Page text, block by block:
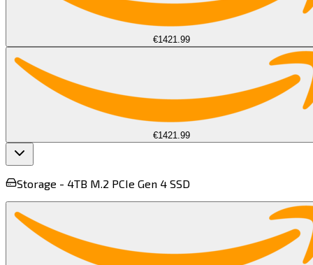
€1421.99
€1421.99
Storage - 4TB M.2 PCIe Gen 4 SSD​​​​‌ ‍ ​‍​‍‌‍ ‌ ​‍‌‍‍‌‌‍‌ ‌‍‍‌‌‍ ‍​‍​‍​ ‍‍​‍​‍‌ ​ ‌‍​‌‌‍ ‍‌‍‍‌‌ ‌​‌ ‍‌​‍ ‍‌‍‍‌‌‍ ​‍​‍​‍ ​​‍​‍‌‍‍​‌ ​‍‌‍‌‌‌‍‌‍​‍​‍​ ‍‍​‍​‍​‍ ‌‍​‌‌‍‌​‌‍ ‌‌‍‍‌‌‍ ‍​‍ ‌‍‍‌‌‍ ‍‌ ‌​‌‍‌‌‌‍ ‍‌ ‌​​‍ ‌‍‌‌‌‍‌​‌‍‍‌‌ ‌​​‍ ‌‍ ‌‌‍ ‌‍‌​‌‍‌‌​ ‌‌ ​​‌ ​‍‌‍‌‌‌ ​ ‌‍‌‌‌‍ ‍‌ ‌​‌‍​‌‌ ‌​‌‍‍‌‌‍ ‌‍ ‍​ ‍ ‌‍‍‌‌‍‌​​ ‌​ ‌‍‌‍‌​‌‍‌‌​ ​‌​ ‌​​ ​ ‌‍​‌‌‍​ ​‍ ‌‌‍‌​​ ‍​​ ‌‍​ ‍​​‍ ‌​ ‌​‌‍​‌​ ‍​​ ‍​​‍ ‌​ ‍‌​ ​‌​ ‌​​ ​‍​‍ ‌​ ‌ ​ ​​​ ​‍‌‍​‌‌‍​‍​ ‌​‌‍‌‌​ ‌​‌‍‌​‌‍‌‌‌‍​‍‌‍‌‍​ ‍ ‌ ‌​‌ ‍‌‌ ​​‌‍‌‌​ ‌‌ ​ ‌ ‌​‌‍ ‌ ​‍‌‍​‌‌‍‌ ‌‍‌‌​ ‍ ‌ ​​‌‍​‌‌ ‌​‌‍‍​​ ‌‌‍ ‍‌‍​‌‌‍ ‌‌‍‌‌​ ‌‍​‍‌‍​‌‌ ​ ‌‍‌‌‌‌‌‌‌ ​‍‌‍ ​​ ‌​‍‌‌​ ​‍‌​‌‍‌‍​‌‌‍‌​‌‍ ‌‌‍‍‌‌‍ ‍​‍‌‍‌‍‍‌‌‍‌​​ ‌​ ‌‍‌‍‌​‌‍‌‌​ ​‌​ ‌​​ ​ ‌‍​‌‌‍​ ​‍ ‌‌‍‌​​ ‍​​ ‌‍​ ‍​​‍ ‌​ ‌​‌‍​‌​ ‍​​ ‍​​‍ ‌​ ‍‌​ ​‌​ ‌​​ ​‍​‍ ‌​ ‌ ​ ​​​ ​‍‌‍​‌‌‍​‍​ ‌​‌‍‌‌​ ‌​‌‍‌​‌‍‌‌‌‍​‍‌‍‌‍​‍‌‍‌ ‌​‌ ‍‌‌ ​​‌‍‌‌​ ‌‌ ​ ‌ ‌​‌‍ ‌ ​‍‌‍​‌‌‍‌ ‌‍‌‌​‍‌‍‌ ​​‌‍​‌‌ ‌​‌‍‍​​ ‌‌‍ ‍‌‍​‌‌‍ ‌‌‍‌‌​‍‌‍‌ ​​‌‍‌‌‌ ​‍‌ ​ ‌ ​​‌‍‌‌‌‍​ ‌ ‌​‌‍‍‌‌ ‌‍‌‍‌‌​ ‌‌ ​​‌ ‌‌‌‍​‍‌‍ ​‌‍‍‌‌ ​ ‌‍‍​‌‍‌‌‌‍‌​​‍​‍‌ ‌